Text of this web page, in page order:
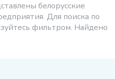
белорусские
Для поиска по
фильтром. Найдено